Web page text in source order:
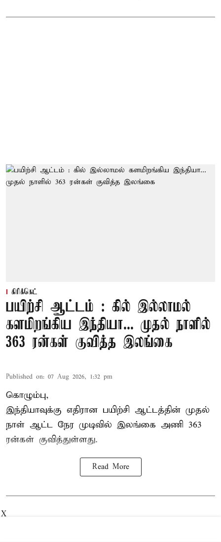
கிரிக்கெட்
பயிற்சி ஆட்டம் : கில் இல்லாமல்
களமிறங்கிய இந்தியா... முதல் நாளில்
363 ரன்கள் குவித்த இலங்கை
Published on: 07 Aug 2026, 1:32 pm
கொழும்பு,
இந்தியாவுக்கு எதிரான பயிற்சி ஆட்டத்தின் முதல்
நாள் ஆட்ட நேர முடிவில் இலங்கை அணி 363
ரன்கள் குவித்துள்ளது.
Read More
X